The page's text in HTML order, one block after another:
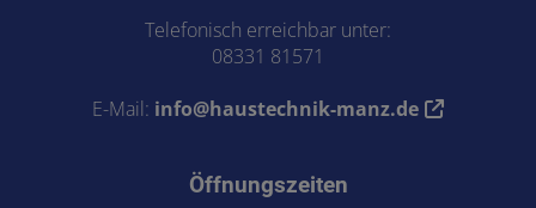
Telefonisch erreichbar unter:
08331 81571
E-Mail: info@haustechnik-manz.de
Öffnungszeiten